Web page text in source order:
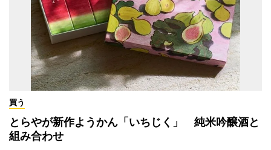
買う
とらやが新作ようかん「いちじく」 純米吟醸酒と
組み合わせ